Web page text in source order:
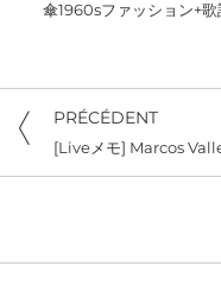
傘1960sファッション+歌
PRÉCÉDENT
[Liveメモ] Marcos